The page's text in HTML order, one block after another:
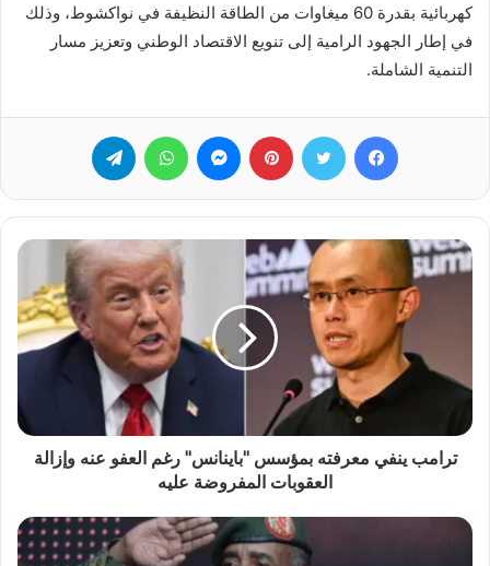
كهربائية بقدرة 60 ميغاوات من الطاقة النظيفة في نواكشوط، وذلك
في إطار الجهود الرامية إلى تنويع الاقتصاد الوطني وتعزيز مسار
التنمية الشاملة.
فيسبوك تويتر بينتيريست ماسنجر واتساب
ترامب ينفي معرفته بمؤسس "باينانس" رغم العفو عنه وإزالة
العقوبات المفروضة عليه